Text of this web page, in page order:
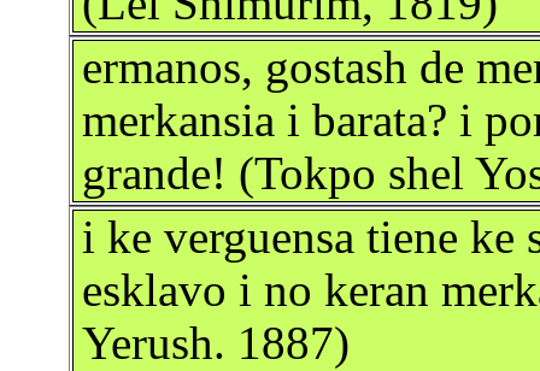
ermanos, gostash de
merkansia i barata? i
grande! (Tokpo shel
i ke verguensa tiene ke
esklavo i no keran
Yerush. 1887)